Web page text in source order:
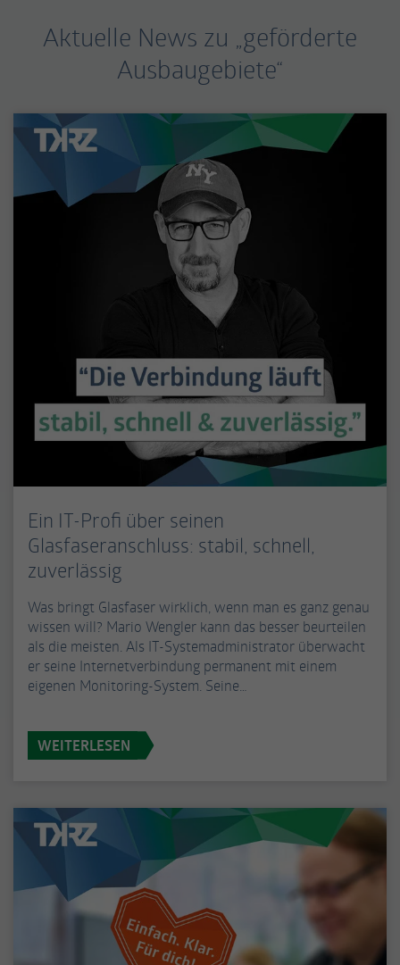
Aktuelle News zu „geförderte
Ausbaugebiete“
Ein IT-Profi über seinen
Glasfaseranschluss: stabil, schnell,
zuverlässig
Was bringt Glasfaser wirklich, wenn man es ganz genau
wissen will? Mario Wengler kann das besser beurteilen
als die meisten. Als IT-Systemadministrator überwacht
er seine Internetverbindung permanent mit einem
eigenen Monitoring-System. Seine…
WEITERLESEN